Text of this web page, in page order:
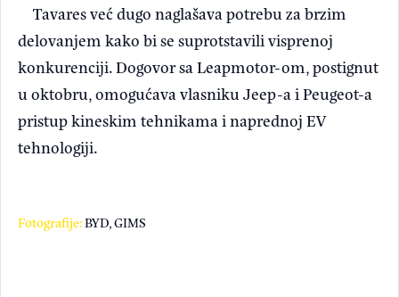
Tavares već dugo naglašava potrebu za brzim
delovanjem kako bi se suprotstavili visprenoj
konkurenciji. Dogovor sa Leapmotor-om, postignut
u oktobru, omogućava vlasniku Jeep-a i Peugeot-a
pristup kineskim tehnikama i naprednoj EV
tehnologiji.
Fotografije:BYD, GIMS